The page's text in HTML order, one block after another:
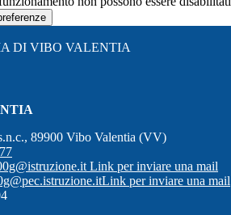
DI VIBO VALENTIA
89900 Vibo Valentia (VV)
Link per inviare una mail
Link per inviare una mail